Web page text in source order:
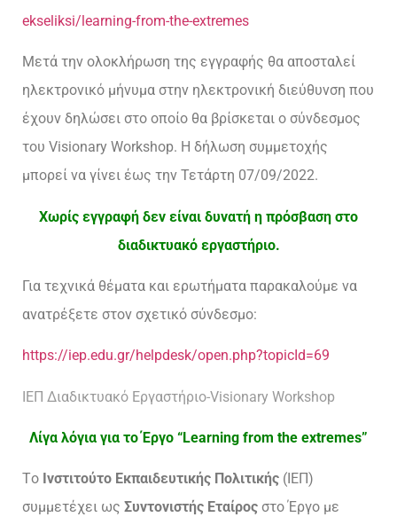
ekseliksi/learning-from-the-extremes
Μετά την ολοκλήρωση της εγγραφής θα αποσταλεί
ηλεκτρονικό μήνυμα στην ηλεκτρονική διεύθυνση που
έχουν δηλώσει στο οποίο θα βρίσκεται ο σύνδεσμος
του Visionary Workshop. Η δήλωση συμμετοχής
μπορεί να γίνει έως την Τετάρτη 07/09/2022.
Χωρίς εγγραφή δεν είναι δυνατή η πρόσβαση στο
διαδικτυακό εργαστήριο.
Για τεχνικά θέματα και ερωτήματα παρακαλούμε να
ανατρέξετε στον σχετικό σύνδεσμο:
https://iep.edu.gr/helpdesk/open.php?topicId=69
ΙΕΠ Διαδικτυακό Εργαστήριο-Visionary Workshop
Λίγα λόγια για το Έργο “Learning from the extremes”
Tο Ινστιτούτο Εκπαιδευτικής Πολιτικής (ΙΕΠ)
συμμετέχει ως Συντονιστής Εταίρος στο Έργο με